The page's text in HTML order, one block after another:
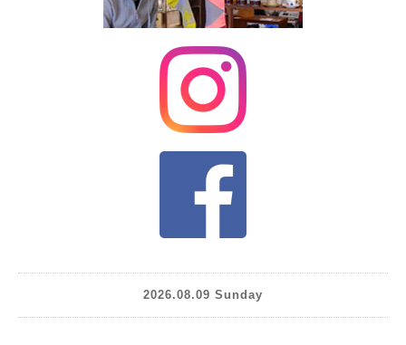
2026.08.09 Sunday